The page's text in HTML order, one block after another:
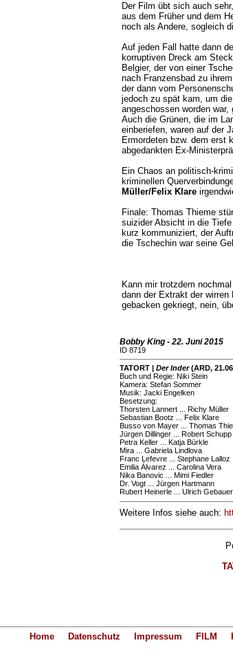
Der Film übt sich auch
aus dem Früher und dem
noch als Andere, sogleich
Auf jeden Fall hatte dann
korruptiven Dreck am
Belgier, der von einer
nach Franzensbad zu
der dann vom
jedoch zu spät kam, um
angeschossen worden
Auch die Grünen, die im
einberiefen, waren auf der
Ermordeten bzw. dem erst
abgedankten Ex-
Ein Chaos an politisch-
kriminellen
Müller/Felix Klare
Finale: Thomas Thieme
suizider Absicht in die
kurz kommuniziert, der
die Tschechin war seine
Kann mir trotzdem
dann der Extrakt der wirren
gebacken gekriegt, nein,
Bobby King - 22. Juni 2015
ID 8719
TATORT | Der Inder(ARD,
Buch und Regie: Niki Stein
Kamera: Stefan Sommer
Musik: Jacki Engelken
Besetzung:
Thorsten Lannert ... Richy Müller
Sebastian Bootz ... Felix Klare
Busso von Mayer ... Thomas
Jürgen Dillinger ... Robert Schupp
Petra Keller ... Katja Bürkle
Mira ... Gabriela Lindlova
Franc Lefevre ... Stephane Lalloz
Emilia Álvarez ... Carolina Vera
Nika Banovic ... Mimi Fiedler
Dr. Vogt ... Jürgen Hartmann
Rubert Heinerle ... Ulrich Gebauer
Weitere Infos siehe auch:
Home Datenschutz Impressum FILM